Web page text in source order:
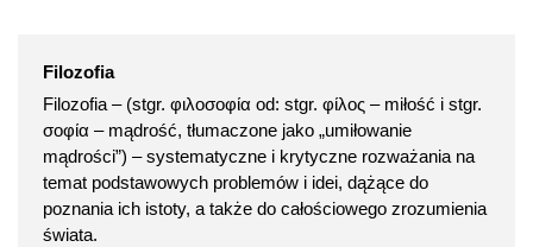
Filozofia
Filozofia – (stgr. φιλοσοφία od: stgr. φίλος – miłość i stgr.
σοφία – mądrość, tłumaczone jako „umiłowanie
mądrości”) – systematyczne i krytyczne rozważania na
temat podstawowych problemów i idei, dążące do
poznania ich istoty, a także do całościowego zrozumienia
świata.